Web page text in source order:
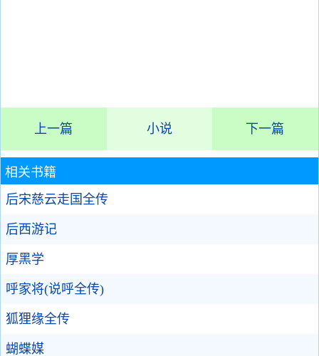
上一篇 小说 下一篇
相关书籍
后宋慈云走国全传
后西游记
厚黑学
呼家将(说呼全传)
狐狸缘全传
蝴蝶媒